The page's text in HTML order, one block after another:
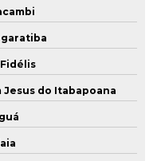
cetesb
Jesus do Itabapoana